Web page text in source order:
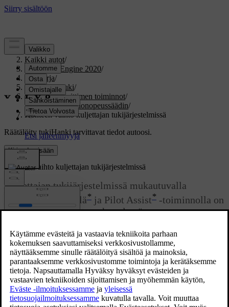
Tuki/
Kaikki autot/
V60 Twin Engine 2020/
Ohjekirja/
Kuljettajan tuki/
Nopeudenrajoittimen toiminnot/
Sopeutuva vakionopeussäädin/
Kohteen vaihto kuljettajan tukijärjestelmissä
Räätälöity tukiHanki tarvittavat tiedot autoosi.
Kirjaudu sisään
Päivitetty 19.03.2020
Kohteen vaihto kuljettajan tukijärjestelmissä
Kuljettajan tukijärjestelmissä mukautuvalla
nopeudensäätimellä* ja Pilot Assist* -toiminnolla on
automaattivaihteiston yhteydessä
Kohteen vaihto